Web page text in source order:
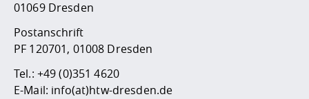
01069 Dresden
Postanschrift
PF 120701, 01008 Dresden
Tel.: +49 (0)351 4620
E-Mail: info(at)htw-dresden.de